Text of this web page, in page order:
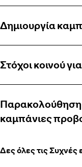
Δημιουργία
Δημιουργία
Στόχοι κοινού
Στόχοι κοινού
Παρακολούθηση
καμπάνιες
Παρακολούθηση
καμπάνιες
Δες όλες τις Συχνές